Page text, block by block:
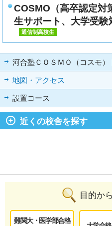
COSMO（高卒認定対
生サポート、大学受験
通信制高校生
河合塾ＣＯＳＭＯ（コスモ）
地図・アクセス
設置コース
近くの校舎を探す
目的か
難関大・医学部合格